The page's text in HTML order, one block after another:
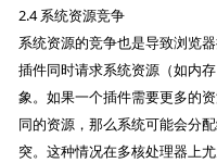
2.4 系统资源竞争
系统资源的竞争也是导致浏览
插件同时请求系统资源（如内
象。如果一个插件需要更多的
同的资源，那么系统可能会分
突。这种情况在多核处理器上